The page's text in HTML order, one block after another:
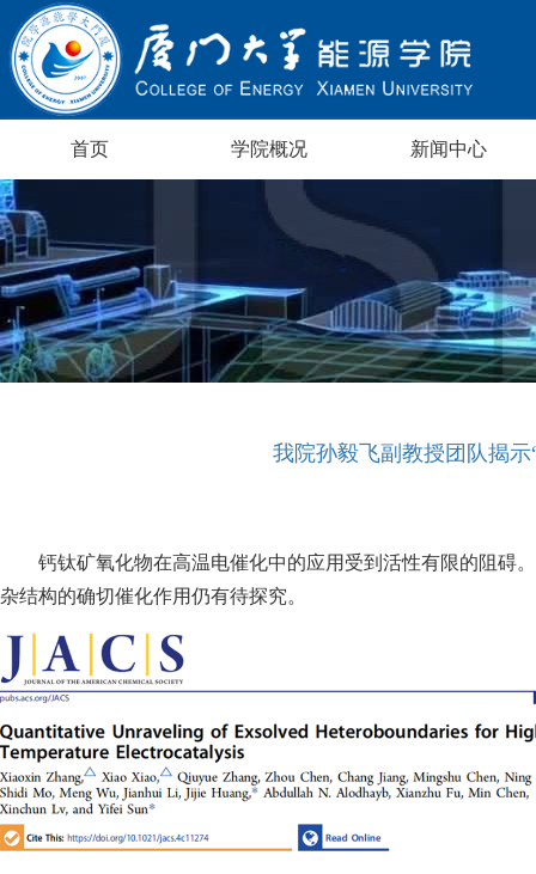
首页 学院概况 新闻中心
我院孙毅飞副教授团队揭
钙钛矿氧化物在高温电催化中的应用受到活性有限的阻碍
杂结构的确切催化作用仍有待探究。